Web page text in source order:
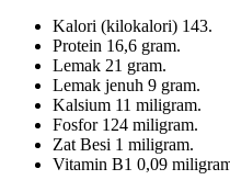
Kalori (kilokalori) 143.
Protein 16,6 gram.
Lemak 21 gram.
Lemak jenuh 9 gram.
Kalsium 11 miligram.
Fosfor 124 miligram.
Zat Besi 1 miligram.
Vitamin B1 0,09